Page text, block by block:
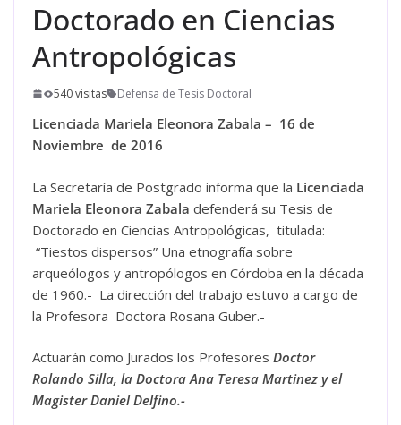
Doctorado en Ciencias
Antropológicas
540 visitas Defensa de Tesis Doctoral
Licenciada Mariela Eleonora Zabala – 16 de
Noviembre de 2016
La Secretaría de Postgrado informa que la Licenciada
Mariela Eleonora Zabala defenderá su Tesis de
Doctorado en Ciencias Antropológicas, titulada:
“Tiestos dispersos” Una etnografía sobre
arqueólogos y antropólogos en Córdoba en la década
de 1960.- La dirección del trabajo estuvo a cargo de
la Profesora Doctora Rosana Guber.-
Actuarán como Jurados los Profesores Doctor
Rolando Silla, la Doctora Ana Teresa Martinez y el
Magister Daniel Delfino.-